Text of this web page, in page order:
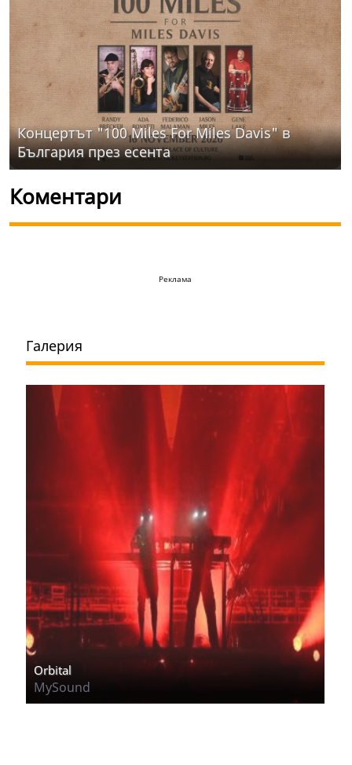
Концертът "100 Miles For Miles Davis" в
България през есента
Коментари
Реклама
Галерия
Orbital
MySound